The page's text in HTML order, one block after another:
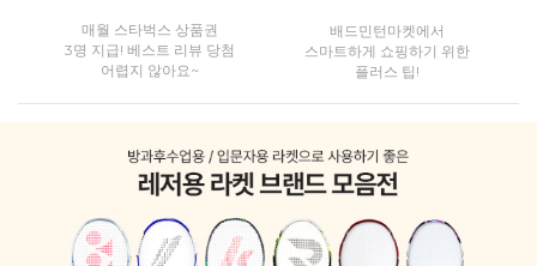
매월 스타벅스 상품권
3명 지급! 베스트 리뷰 당첨
어렵지 않아요~
배드민턴마켓에서
스마트하게 쇼핑하기 위한
플러스 팁!